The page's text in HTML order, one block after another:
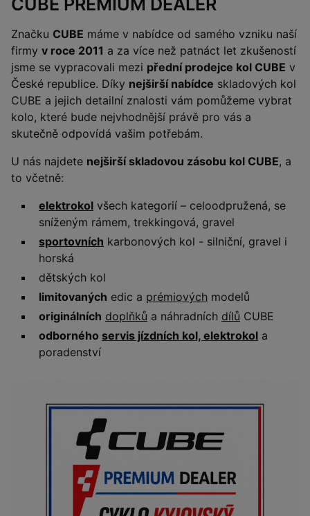
CUBE PREMIUM DEALER
Značku CUBE máme v nabídce od samého vzniku naší
firmy v roce 2011 a za více než patnáct let zkušeností
jsme se vypracovali mezi přední prodejce kol CUBE v
České republice. Díky nejširší nabídce skladových kol
CUBE a jejich detailní znalosti vám pomůžeme vybrat
kolo, které bude nejvhodnější právě pro vás a
skutečně odpovídá vašim potřebám.
U nás najdete nejširší skladovou zásobu kol CUBE, a
to včetně:
elektrokol všech kategorií – celoodpružená, se
sníženým rámem, trekkingová, gravel
sportovních karbonových kol - silniční, gravel i
horská
dětských kol
limitovaných edic a prémiových modelů
originálních doplňků a náhradních dílů CUBE
odborného servis jízdních kol, elektrokol a
poradenství